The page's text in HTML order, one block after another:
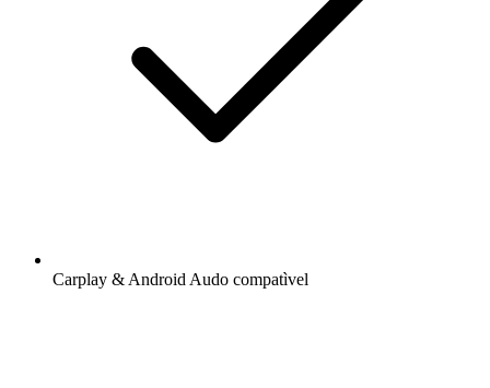
Carplay & Android Audo compatìvel